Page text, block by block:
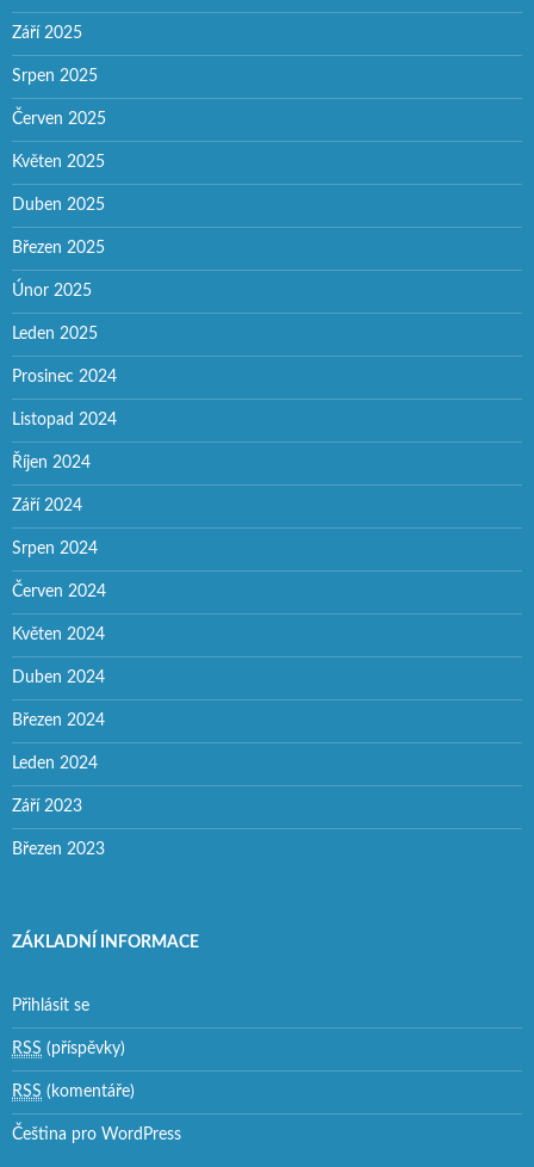
Září 2025
Srpen 2025
Červen 2025
Květen 2025
Duben 2025
Březen 2025
Únor 2025
Leden 2025
Prosinec 2024
Listopad 2024
Říjen 2024
Září 2024
Srpen 2024
Červen 2024
Květen 2024
Duben 2024
Březen 2024
Leden 2024
Září 2023
Březen 2023
ZÁKLADNÍ INFORMACE
Přihlásit se
RSS (příspěvky)
RSS (komentáře)
Čeština pro WordPress